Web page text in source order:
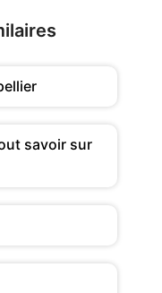
savoir sur